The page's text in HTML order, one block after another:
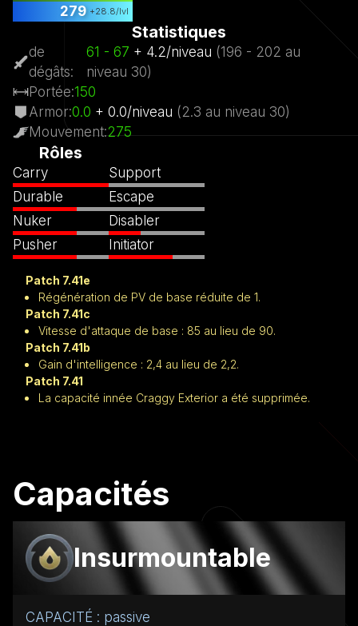
279 +28.8/lvl
Statistiques
de
dégâts:
61 - 67 + 4.2/niveau (196 - 202 au
niveau 30)
Portée:150
Armor:0.0 + 0.0/niveau (2.3 au niveau 30)
Mouvement:275
Rôles
Carry
Durable
Nuker
Pusher
Support
Escape
Disabler
Initiator
Patch 7.41e
Régénération de PV de base réduite de 1.
Patch 7.41c
Vitesse d'attaque de base : 85 au lieu de 90.
Patch 7.41b
Gain d'intelligence : 2,4 au lieu de 2,2.
Patch 7.41
La capacité innée Craggy Exterior a été supprimée.
Capacités
Insurmountable
CAPACITÉ : passive